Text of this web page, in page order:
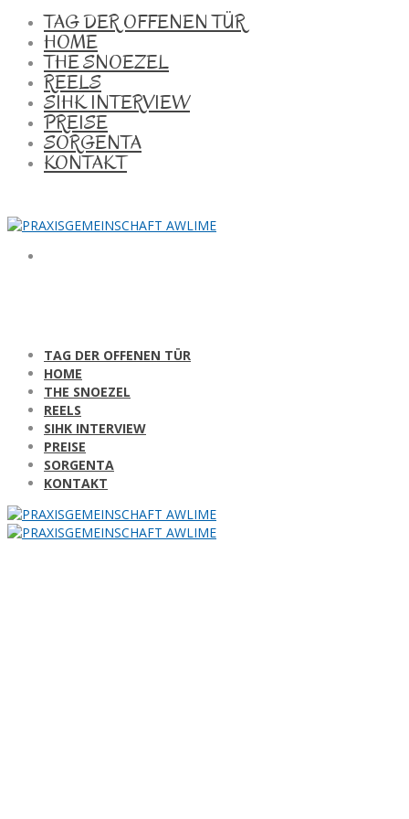
TAG DER OFFENEN TÜR
HOME
THE SNOEZEL
REELS
SIHK INTERVIEW
PREISE
SORGENTA
KONTAKT
TAG DER OFFENEN TÜR
HOME
THE SNOEZEL
REELS
SIHK INTERVIEW
PREISE
SORGENTA
KONTAKT